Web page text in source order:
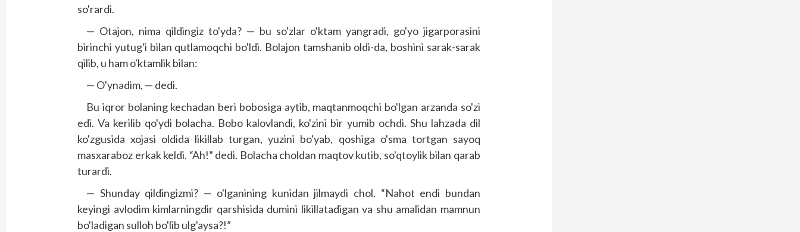
so'rardi.
— Otajon, nima qildingiz to'yda? — bu so'zlar o'ktam yangradi, go'yo jigarporasini
birinchi yutug'i bilan qutlamoqchi bo'ldi. Bolajon tamshanib oldi-da, boshini sarak-sarak
qilib, u ham o'ktamlik bilan:
— O'ynadim, — dedi.
Bu iqror bolaning kechadan beri bobosiga aytib, maqtanmoqchi bo'lgan arzanda so'zi
edi. Va kerilib qo'ydi bolacha. Bobo kalovlandi, ko'zini bir yumib ochdi. Shu lahzada dil
ko'zgusida xojasi oldida likillab turgan, yuzini bo'yab, qoshiga o'sma tortgan sayoq
masxaraboz erkak keldi. “Ah!” dedi. Bolacha choldan maqtov kutib, so'qtoylik bilan qarab
turardi.
— Shunday qildingizmi? — o'lganining kunidan jilmaydi chol. “Nahot endi bundan
keyingi avlodim kimlarningdir qarshisida dumini likillatadigan va shu amalidan mamnun
bo'ladigan sulloh bo'lib ulg'aysa?!”